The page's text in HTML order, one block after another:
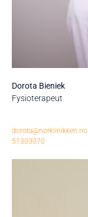
Dorota Bieniek
Fysioterapeut
dorota@norklinikken.no
51303070